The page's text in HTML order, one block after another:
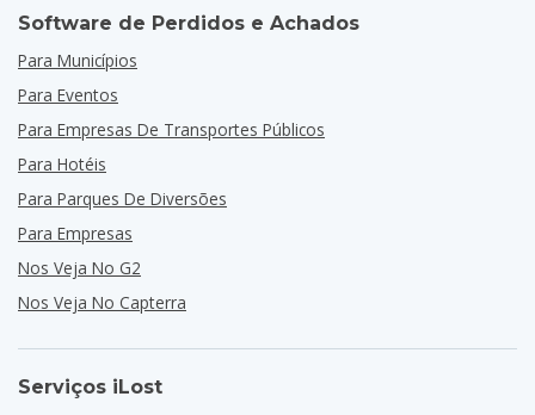
Software de Perdidos e Achados
Para Municípios
Para Eventos
Para Empresas De Transportes Públicos
Para Hotéis
Para Parques De Diversões
Para Empresas
Nos Veja No G2
Nos Veja No Capterra
Serviços iLost